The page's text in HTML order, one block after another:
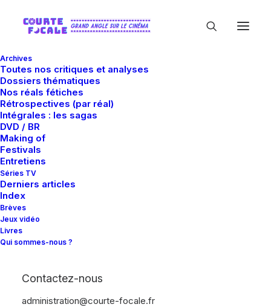
Archives
Toutes nos critiques et analyses
Dossiers thématiques
Nos réals fétiches
Rétrospectives (par réal)
Intégrales : les sagas
DVD / BR
Making of
Festivals
Entretiens
Séries TV
Derniers articles
Index
Brèves
Jeux vidéo
Livres
Qui sommes-nous ?
Contactez-nous
administration@courte-focale.fr